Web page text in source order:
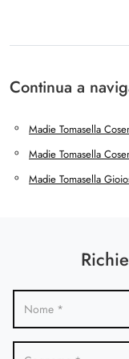
Continua a
Madie Tomasella
Madie Tomasella
Madie Tomasella